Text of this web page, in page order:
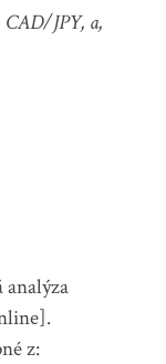
JPY, a,
z: